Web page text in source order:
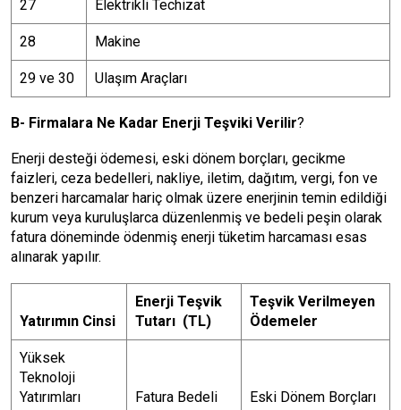
27 Elektrikli Techizat
28 Makine
29 ve 30 Ulaşım Araçları
B- Firmalara Ne Kadar Enerji Teşviki Verilir?
Enerji desteği ödemesi, eski dönem borçları, gecikme
faizleri, ceza bedelleri, nakliye, iletim, dağıtım, vergi, fon ve
benzeri harcamalar hariç olmak üzere enerjinin temin edildiği
kurum veya kuruluşlarca düzenlenmiş ve bedeli peşin olarak
fatura döneminde ödenmiş enerji tüketim harcaması esas
alınarak yapılır.
Yatırımın Cinsi
Enerji Teşvik
Tutarı (TL)
Teşvik Verilmeyen
Ödemeler
Yüksek
Teknoloji
Yatırımları
Fatura Bedeli Eski Dönem Borçları